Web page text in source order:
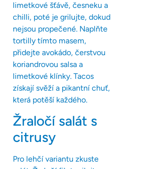
limetkové šťávě, česneku a
chilli, poté je grilujte, dokud
nejsou propečené. Naplňte
tortilly tímto masem,
přidejte avokádo, čerstvou
koriandrovou salsa a
limetkové klínky. Tacos
získají svěží a pikantní chuť,
která potěší každého.
Žraločí salát s
citrusy
Pro lehčí variantu zkuste